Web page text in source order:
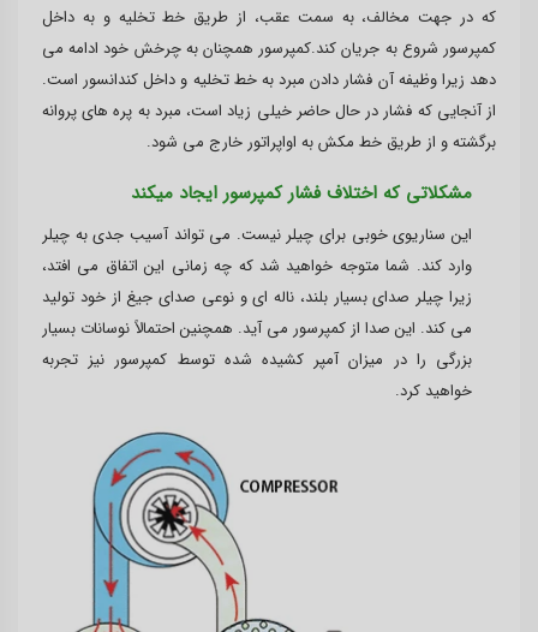
که در جهت مخالف، به سمت عقب، از طریق خط تخلیه و به داخل
کمپرسور شروع به جریان کند.کمپرسور همچنان به چرخش خود ادامه می
دهد زیرا وظیفه آن فشار دادن مبرد به خط تخلیه و داخل کندانسور است.
از آنجایی که فشار در حال حاضر خیلی زیاد است، مبرد به پره های پروانه
برگشته و از طریق خط مکش به اواپراتور خارج می شود.
مشکلاتی که اختلاف فشار کمپرسور ایجاد میکند
این سناریوی خوبی برای چیلر نیست. می تواند آسیب جدی به چیلر
وارد کند. شما متوجه خواهید شد که چه زمانی این اتفاق می افتد،
زیرا چیلر صدای بسیار بلند، ناله ای و نوعی صدای جیغ از خود تولید
می کند. این صدا از کمپرسور می آید. همچنین احتمالاً نوسانات بسیار
بزرگی را در میزان آمپر کشیده شده توسط کمپرسور نیز تجربه
خواهید کرد.